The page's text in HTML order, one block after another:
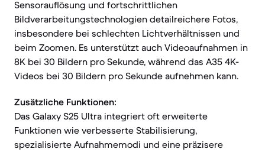
Sensorauflösung und fortschrittlichen
Bildverarbeitungstechnologien detailreichere Fotos,
insbesondere bei schlechten Lichtverhältnissen und
beim Zoomen. Es unterstützt auch Videoaufnahmen in
8K bei 30 Bildern pro Sekunde, während das A35 4K-
Videos bei 30 Bildern pro Sekunde aufnehmen kann.
Zusätzliche Funktionen:
Das Galaxy S25 Ultra integriert oft erweiterte
Funktionen wie verbesserte Stabilisierung,
spezialisierte Aufnahmemodi und eine präzisere